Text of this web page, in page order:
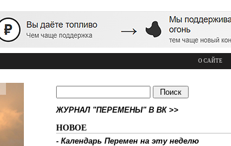
О САЙТЕ
ЖУРНАЛ "ПЕРЕМЕНЫ" В ВК >>
НОВОЕ
- Календарь Перемен на эту неделю